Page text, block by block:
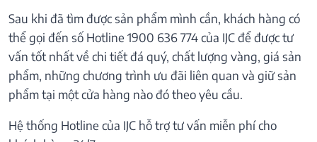
Sau khi đã tìm được sản phẩm mình cần, khách hàng có
thể gọi đến số Hotline 1900 636 774 của IJC để được tư
vấn tốt nhất về chi tiết đá quý, chất lượng vàng, giá sản
phẩm, những chương trình ưu đãi liên quan và giữ sản
phẩm tại một cửa hàng nào đó theo yêu cầu.
Hệ thống Hotline của IJC hỗ trợ tư vấn miễn phí cho